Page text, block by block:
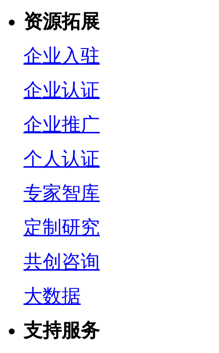
资源拓展
企业入驻
企业认证
企业推广
个人认证
专家智库
定制研究
共创咨询
大数据
支持服务